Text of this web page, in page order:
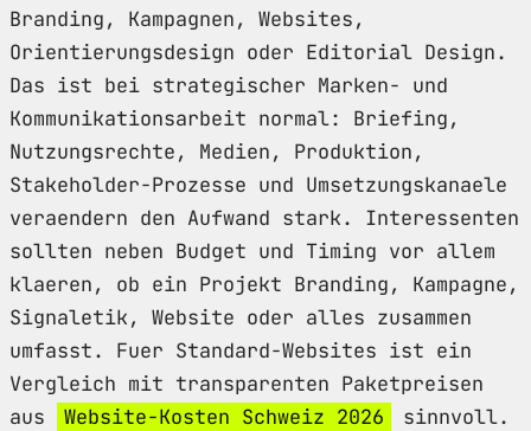
Branding, Kampagnen, Websites,
Orientierungsdesign oder Editorial Design.
Das ist bei strategischer Marken- und
Kommunikationsarbeit normal: Briefing,
Nutzungsrechte, Medien, Produktion,
Stakeholder-Prozesse und Umsetzungskanaele
veraendern den Aufwand stark. Interessenten
sollten neben Budget und Timing vor allem
klaeren, ob ein Projekt Branding, Kampagne,
Signaletik, Website oder alles zusammen
umfasst. Fuer Standard-Websites ist ein
Vergleich mit transparenten Paketpreisen
aus
Website-Kosten Schweiz 2026 sinnvoll.